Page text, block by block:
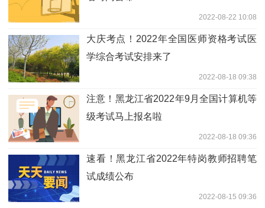
2022-08-22 10:08
大庆考点！2022年全国医师资格考试医
学综合考试安排来了
2022-08-18 09:38
注意！黑龙江省2022年9月全国计算机等
级考试马上报名啦
2022-08-18 09:36
速看！黑龙江省2022年特岗教师招聘笔
试成绩公布
2022-08-15 09:36